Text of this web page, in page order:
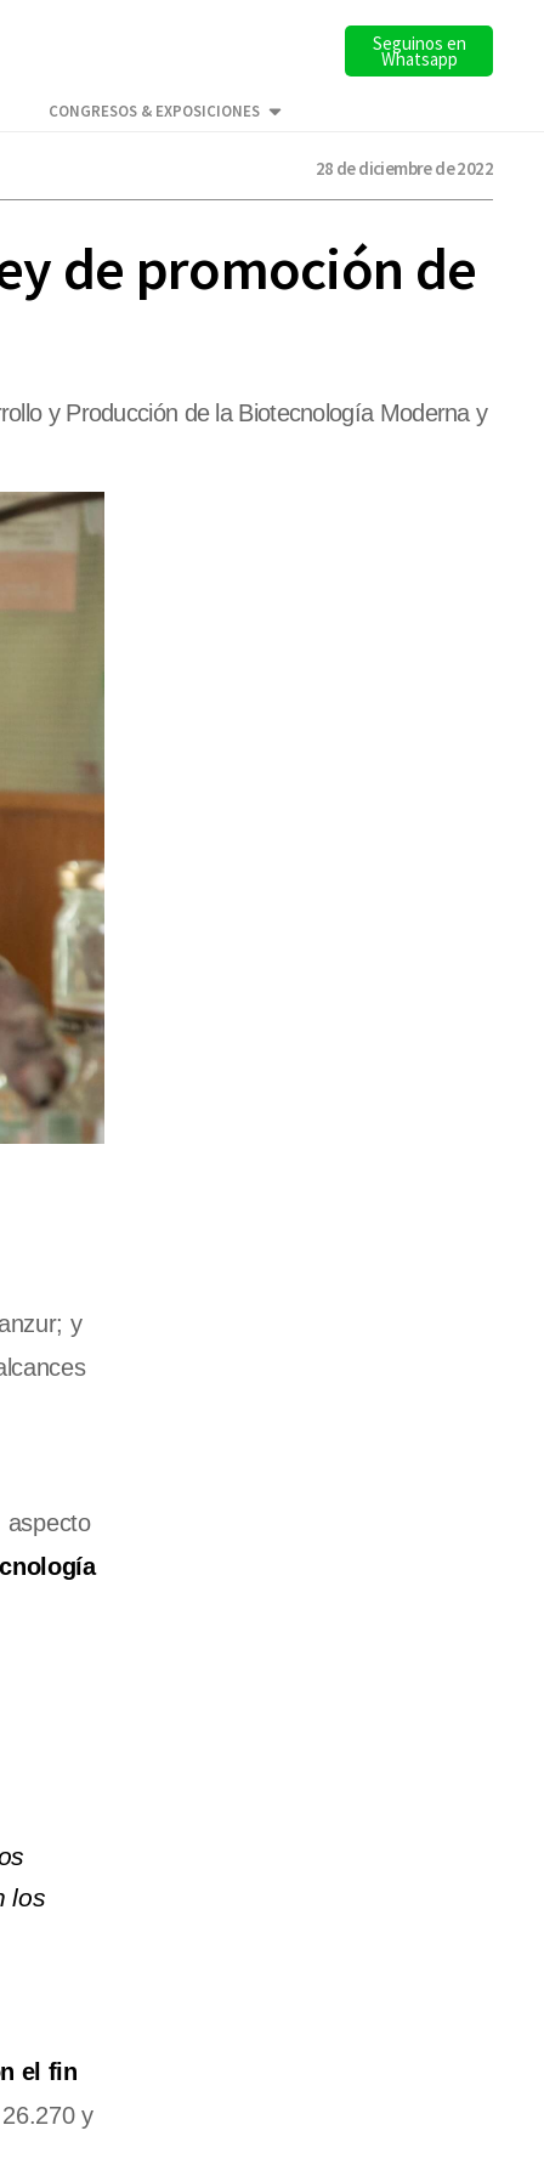
Seguinos en
Whatsapp
CONGRESOS & EXPOSICIONES
28 de diciembre de 2022
de promoción de
y Producción de la Biotecnología Moderna y
y
aspecto
los
el fin
y